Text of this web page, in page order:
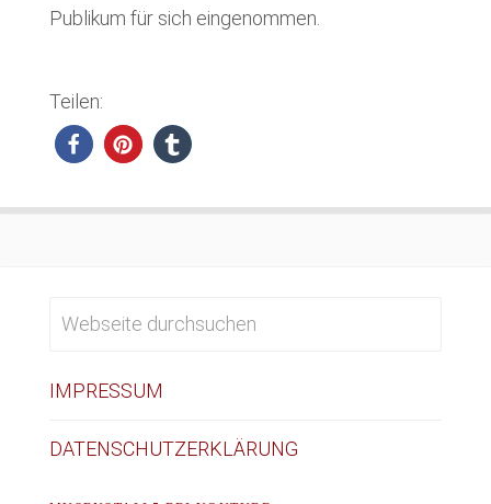
Publikum für sich eingenommen.
Teilen:
IMPRESSUM
DATENSCHUTZERKLÄRUNG